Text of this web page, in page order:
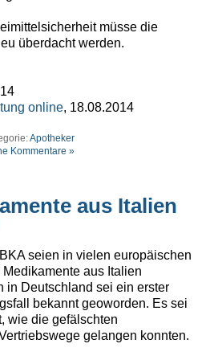
müsse die
überdacht werden.
online, 18.08.2014
Apotheker
Kommentare »
aus Italien
seien in vielen europäischen
aus Italien
in Deutschland sei ein erster
bekannt geoworden. Es sei
wie die gefälschten
gelangen konnten.